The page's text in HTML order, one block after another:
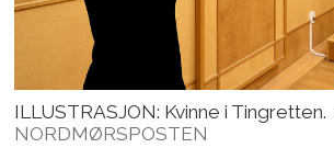
ILLUSTRASJON: Kvinne i Tingretten.
NORDMØRSPOSTEN